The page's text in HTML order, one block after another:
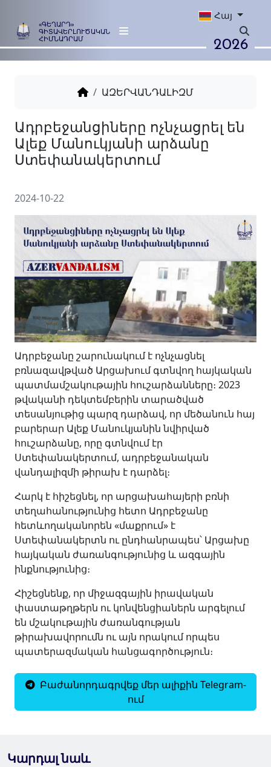
«ԳԵՂԱՐԴ»
ԳԻՏԱՎԵՐԼՈՒԾԱԿԱՆ
ՀԻՄՆԱԴՐԱՄ
Հայ
2026
Կարդալ նաև
ԱԶԵՐՎԱՆԴԱԼԻԶՄ
Ադրբեջանցիները
Ստեփանակերտում
2024-10-22
Ադրբեջանը շարունակում է ոչնչացնել
բռնազավթված Արցախում գտնվող հայկական
պատմամշակութային հուշարձանները։ 2023
թվականի դեկտեմբերին տարածված
տեսանյութից պարզ դարձավ, որ մեծանուն հայ
բարերար Ալեք Մանուկյանին նվիրված
հուշարձանը, որը գտնվում էր
Ստեփանակերտում, ադրբեջանական
վանդալիզմի թիրախ է դարձել։
Հարկ է հիշեցնել, որ արցախահայերի բռնի
տեղահանությունից հետո Ադրբեջանը
հետևողականորեն «մաքրում» է
Ստեփանակերտն ու ընդհանրապես՝ Արցախը
հայկական ժառանգությունից և ազգային
ինքնությունից։
Հիշեցնենք, որ միջազգային իրավական
փաստաթղթերն ու կոնվենցիաներն արգելում
են մշակութային ժառանգության
թիրախավորումն ու այն որակում որպես
պատերազմական հանցագործություն։
Բաժանորդագրվեք մեր ալիքին Telegram-
ում